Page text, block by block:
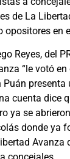
de La
opositores en
Reyes, del
“le votó en
cuenta dice
ya se
donde ya
Avanza